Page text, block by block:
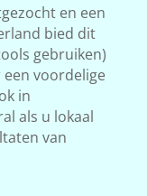
en een
bied dit
gebruiken)
voordelige
in
als u lokaal
van